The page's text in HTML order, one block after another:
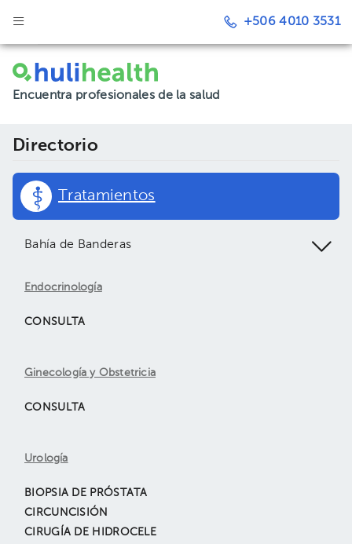
+506 4010 3531
Encuentra profesionales de la salud
Directorio
Tratamientos
Bahía de Banderas
Endocrinología
CONSULTA
Ginecología y Obstetricia
CONSULTA
Urología
BIOPSIA DE PRÓSTATA
CIRCUNCISIÓN
CIRUGÍA DE HIDROCELE